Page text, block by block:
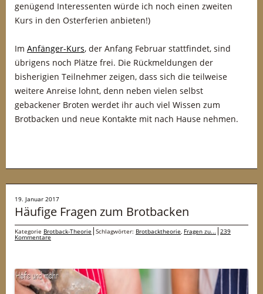
genügend Interessenten würde ich noch einen zweiten
Kurs in den Osterferien anbieten!)
Im Anfänger-Kurs, der Anfang Februar stattfindet, sind
übrigens noch Plätze frei. Die Rückmeldungen der
bisherigien Teilnehmer zeigen, dass sich die teilweise
weitere Anreise lohnt, denn neben vielen selbst
gebackener Broten werdet ihr auch viel Wissen zum
Brotbacken und neue Kontakte mit nach Hause nehmen.
19. Januar 2017
Häufige Fragen zum Brotbacken
Kategorie Brotback-Theorie Schlagwörter: Brotbacktheorie, Fragen zu... 239
Kommentare